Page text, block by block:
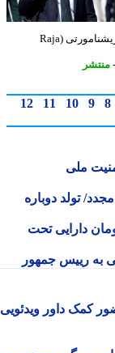
حذف و ممیزی منتشر کنید. - به گزارش خبرآنلاین، راجا کریشنامورتی (Raja
9
10
11
12
ملی
دوباره
تومان دارایی تحت
رییس جمهور
داور ویدئویی